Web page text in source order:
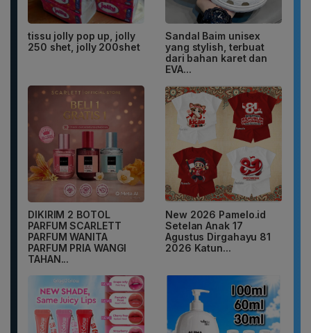
tissu jolly pop up, jolly
250 shet, jolly 200shet
Sandal Baim unisex
yang stylish, terbuat
dari bahan karet dan
EVA...
DIKIRIM 2 BOTOL
PARFUM SCARLETT
PARFUM WANITA
PARFUM PRIA WANGI
TAHAN...
New 2026 Pamelo.id
Setelan Anak 17
Agustus Dirgahayu 81
2026 Katun...